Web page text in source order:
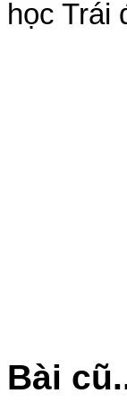
học Trái
Bài